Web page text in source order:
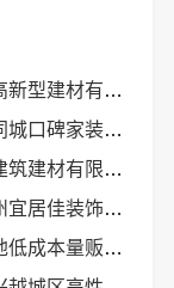
公司优势明显
家装机构实惠
材有限公司
装饰好评案例
零食全域盈利